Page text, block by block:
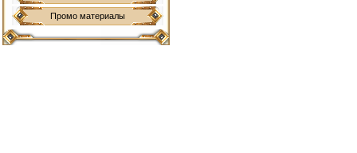
Промо материалы